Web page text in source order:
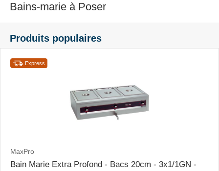
Bains-marie à Poser
Produits populaires
Express
MaxPro
Bain Marie Extra Profond - Bacs 20cm - 3x1/1GN -